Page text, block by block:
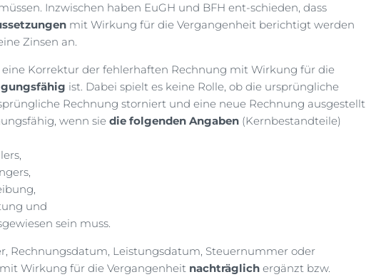
Inzwischen haben EuGH und BFH ent-schieden, dass
mit Wirkung für die Vergangenheit berichtigt werden
Zinsen an.
Korrektur der fehlerhaften Rechnung mit Wirkung für die
ist. Dabei spielt es keine Rolle, ob die ursprüngliche
Rechnung storniert und eine neue Rechnung ausgestellt
wenn sie die folgenden Angaben (Kernbestandteile)
und
sein muss.
Rechnungsdatum, Leistungsdatum, Steuernummer oder
Wirkung für die Vergangenheit nachträglich ergänzt bzw.